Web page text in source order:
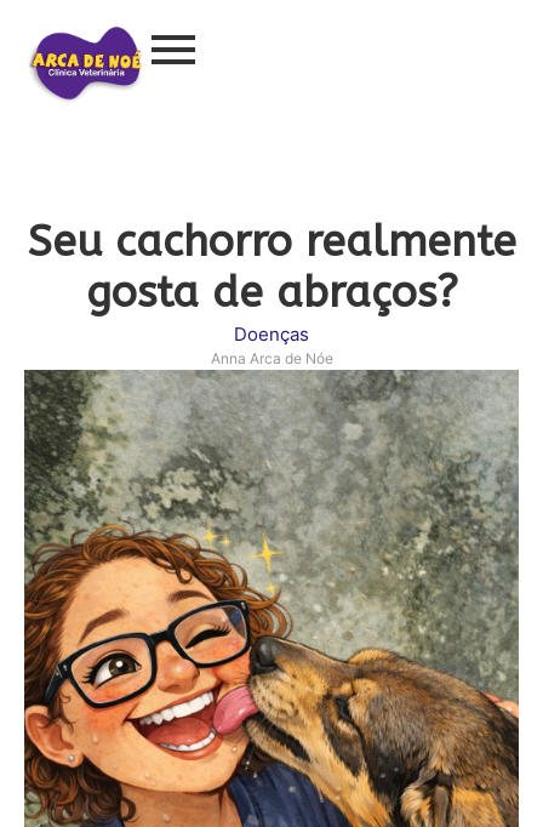
Seu cachorro realmente
gosta de abraços?
Doenças
Anna Arca de Nóe